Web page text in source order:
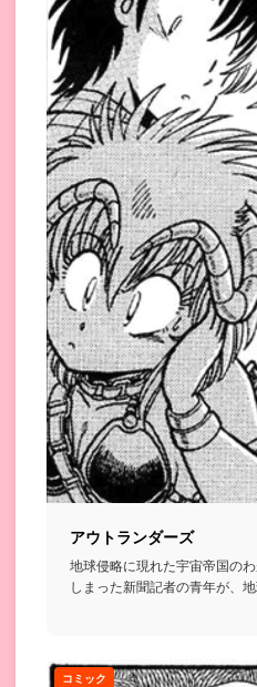
アウトランダーズ
地球侵略に現れた宇宙帝国の
しまった新聞記者の青年が、
コミック